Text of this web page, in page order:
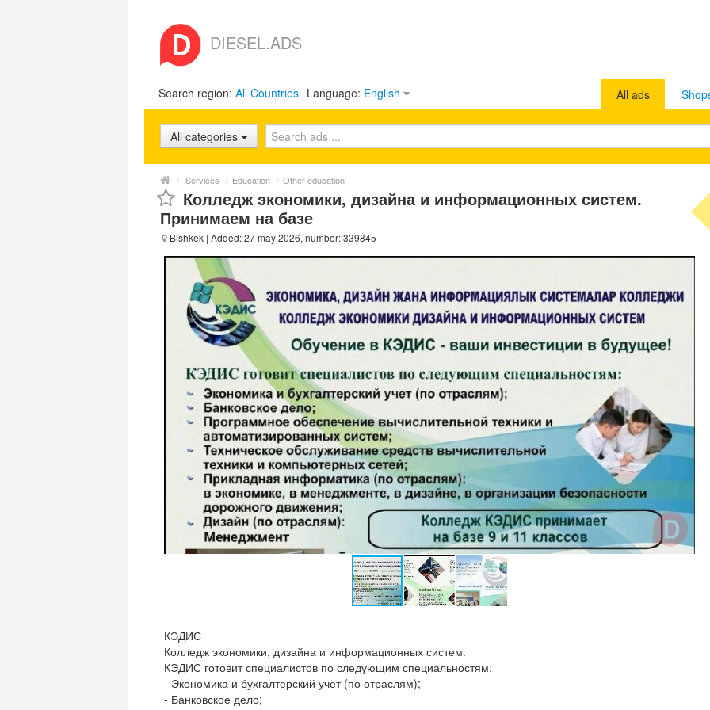
DIESEL.ADS
Search region: All Countries Language: English All ads
All categories
/ Services / Education / Other education
Колледж экономики, дизайна и информационных систем.
Принимаем на базе
Bishkek | Added: 27 may 2026, number: 339845
КЭДИС
Колледж экономики, дизайна и информационных систем.
КЭДИС готовит специалистов по следующим специальностям:
- Экономика и бухгалтерский учёт (по отраслям);
- Банковское дело;